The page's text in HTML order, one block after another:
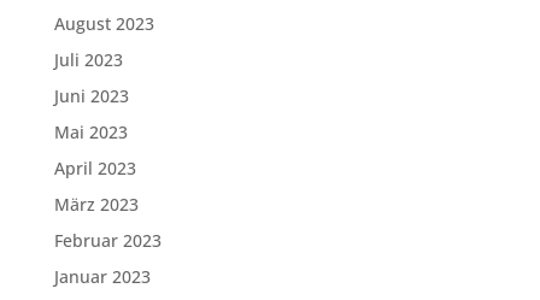
August 2023
Juli 2023
Juni 2023
Mai 2023
April 2023
März 2023
Februar 2023
Januar 2023